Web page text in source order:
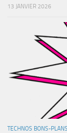
13 JANVIER 2026
TECHNOS BONS-PLANS